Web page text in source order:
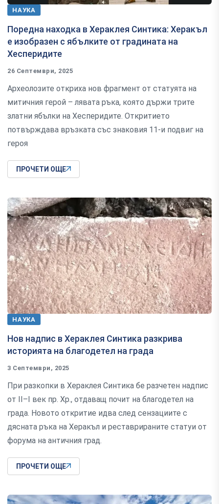
НАУКА
Поредна находка в Хераклея Синтика: Херакъл
е изобразен с ябълките от градината на
Хесперидите
26 Септември, 2025
Археолозите откриха нов фрагмент от статуята на
митичния герой – лявата ръка, която държи трите
златни ябълки на Хесперидите. Откритието
потвърждава връзката със знаковия 11-и подвиг на
героя
ПРОЧЕТИ ОЩЕ
НАУКА
Нов надпис в Хераклея Синтика разкрива
историята на благодетел на града
3 Септември, 2025
При разкопки в Хераклея Синтика бе разчетен надпис
от II–I век пр. Хр., отдаващ почит на благодетел на
града. Новото откритие идва след сензациите с
дясната ръка на Херакъл и реставрираните статуи от
форума на античния град.
ПРОЧЕТИ ОЩЕ